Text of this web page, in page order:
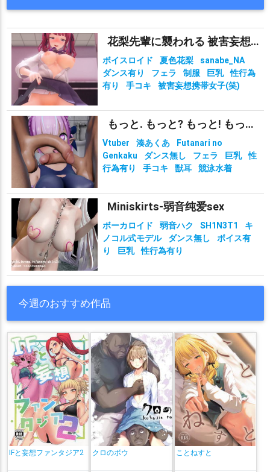
花梨先輩に襲われる 被害妄想携帯女子（笑）
ボイスロイド 夏色花梨
sanabe_NA
ダンス有り
フェラ 制服 巨乳
性行為
有り
手コキ 被害妄想携帯女子(笑)
もっと. もっと? もっと! もっと!?!?
Vtuber 湊あくあ
Futanari no
Genkaku
ダンス無し フェラ 巨乳
性
行為有り
手コキ 獣耳 競泳水着
Miniskirts-弱音纯爱sex
ボーカロイド 弱音ハク SH1N3T1
キ
ノコル式モデル
ダンス無し
ボイス有
り
巨乳 性行為有り
今週のおすすめ作品
IFと妄想ファンタジア2 クロのボウ ことねすと